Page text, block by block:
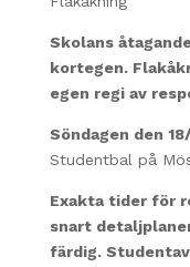
Skolans
kortegen.
egen regi av
Söndagen den
Studentbal på
Exakta tider för
snart
färdig.